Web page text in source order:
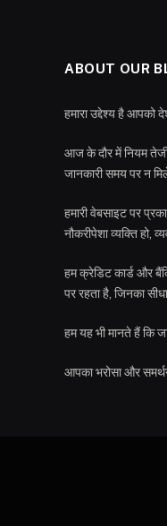
ABOUT OUR
हमारा उद्देश्य है
आज के दौर में नियम
जानकारी समय पर न
हमारी वेबसाइट पर
नौकरीपेशा व्यक्ति
हम क्रेडिट कार्ड और
पर रहता है, जिनका
हम यह भी मानते हैं कि
आपका भरोसा और